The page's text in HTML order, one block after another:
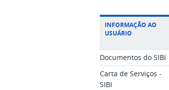
INFORMAÇÃO AO
USUÁRIO
Documentos do SIBI
Carta de Serviços -
SIBI